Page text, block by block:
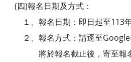
(四)報名日期及方式：
１、報名日期：即日起至113年
２、報名方式：請逕至Google表
將於報名截止後，寄至報名參與